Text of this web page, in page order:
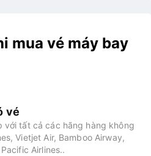
mua vé máy bay
vé
với tất cả các hãng hàng không
Vietjet Air, Bamboo Airway,
Airlines..